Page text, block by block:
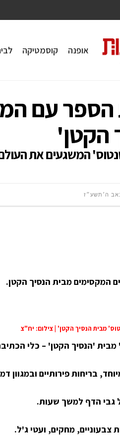
אופנה קוסמטיקה
הספר עם
הקטן'
המשגעים את העולם -
המקסימים מבית הנסיך הקטן.
מבית הנסיך הקטן' | צילום: יח"צ
'הנסיך הקטן' – כלי
בריחות פירותיים ובמגוון
גבי הדף למשך שעות.
צבעוניים, מחקים, ועטי ג'ל.